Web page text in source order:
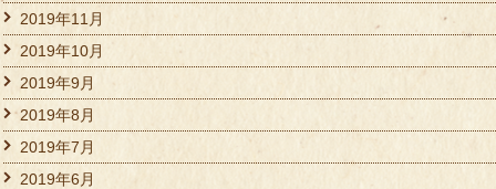
2019年11月
2019年10月
2019年9月
2019年8月
2019年7月
2019年6月